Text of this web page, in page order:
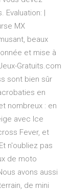
|
MX
beaux
et mise à
Gratuits.com
sont bien sûr
en
nombreux : en
avec Ice
Fever, et
n'oubliez pas
de moto
avons aussi
de mini